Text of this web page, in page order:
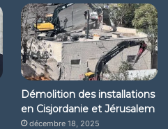
Démolition des installations
en Cisjordanie et Jérusalem
décembre 18, 2025